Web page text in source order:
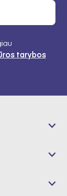
tarybos